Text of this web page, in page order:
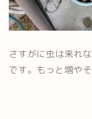
さすがに虫は来れ
です。もっと増やそ